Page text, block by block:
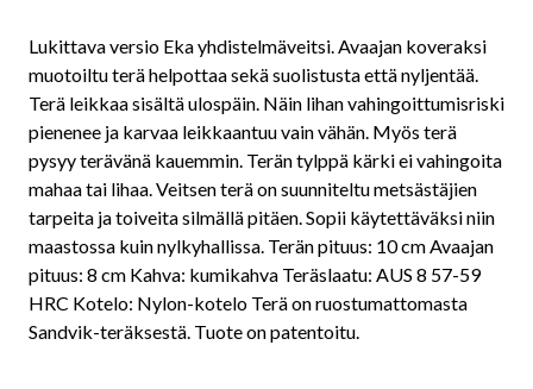
Lukittava versio Eka yhdistelmäveitsi. Avaajan koveraksi
muotoiltu terä helpottaa sekä suolistusta että nyljentää.
Terä leikkaa sisältä ulospäin. Näin lihan vahingoittumisriski
pienenee ja karvaa leikkaantuu vain vähän. Myös terä
pysyy terävänä kauemmin. Terän tylppä kärki ei vahingoita
mahaa tai lihaa. Veitsen terä on suunniteltu metsästäjien
tarpeita ja toiveita silmällä pitäen. Sopii käytettäväksi niin
maastossa kuin nylkyhallissa. Terän pituus: 10 cm Avaajan
pituus: 8 cm Kahva: kumikahva Teräslaatu: AUS 8 57-59
HRC Kotelo: Nylon-kotelo Terä on ruostumattomasta
Sandvik-teräksestä. Tuote on patentoitu.